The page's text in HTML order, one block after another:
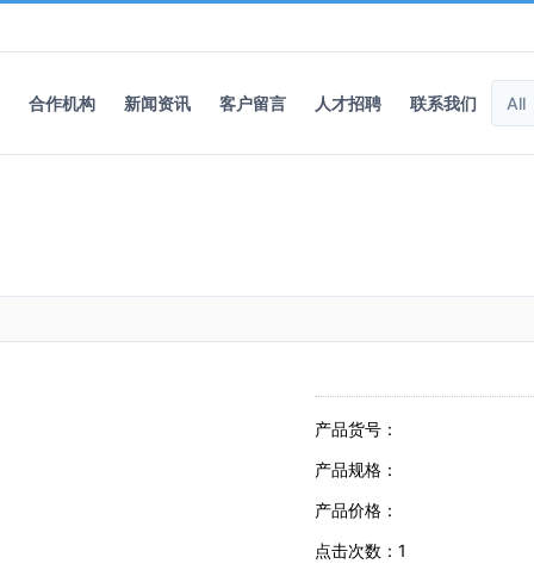
合作机构 新闻资讯 客户留言 人才招聘 联系我们
产品货号：
产品规格：
产品价格：
点击次数： 1